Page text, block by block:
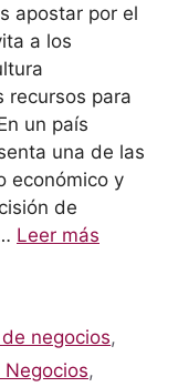
apostar por el
a los
recursos para
un país
una de las
económico y
de
Leer más
negocios,
,